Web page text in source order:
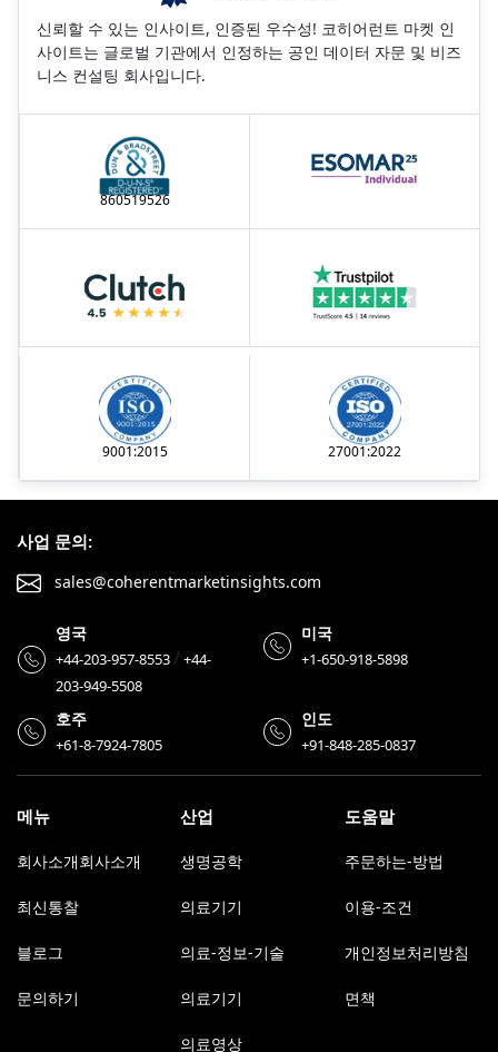
신뢰할 수 있는 인사이트, 인증된 우수성! 코히어런트 마켓 인
사이트는 글로벌 기관에서 인정하는 공인 데이터 자문 및 비즈
니스 컨설팅 회사입니다.
860519526
9001:2015 27001:2022
사업 문의:
sales@coherentmarketinsights.com
영국
+44-203-957-8553/+44-
203-949-5508
미국
+1-650-918-5898
호주
+61-8-7924-7805
인도
+91-848-285-0837
메뉴
회사소개회사소개
최신통찰
블로그
문의하기
산업
생명공학
의료기기
의료-정보-기술
의료기기
의료영상
도움말
주문하는-방법
이용-조건
개인정보처리방침
면책